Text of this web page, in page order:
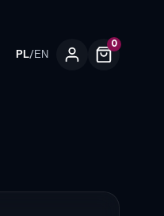
PL/EN
0